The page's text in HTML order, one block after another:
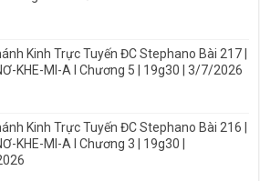
Kinh Trực Tuyến ĐC Stephano Bài 217 |
KHE-MI-A I Chương 5 | 19g30 | 3/7/2026
Kinh Trực Tuyến ĐC Stephano Bài 216 |
KHE-MI-A I Chương 3 | 19g30 |